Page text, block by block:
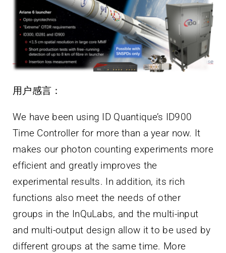
用户感言：
We have been using ID Quantique’s ID900
Time Controller for more than a year now. It
makes our photon counting experiments more
efficient and greatly improves the
experimental results. In addition, its rich
functions also meet the needs of other
groups in the InQuLabs, and the multi-input
and multi-output design allow it to be used by
different groups at the same time. More